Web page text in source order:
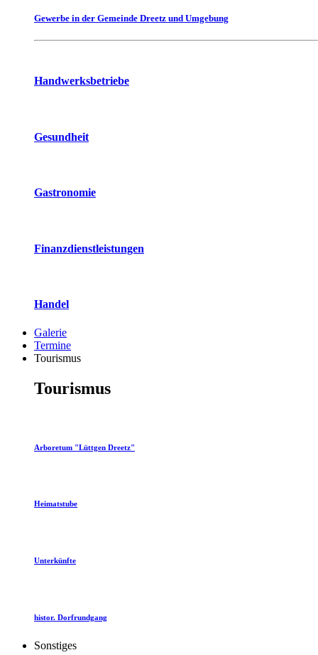
Gewerbe in der Gemeinde Dreetz und Umgebung
Handwerksbetriebe
Gesundheit
Gastronomie
Finanzdienstleistungen
Handel
Galerie
Termine
Tourismus
Tourismus
Arboretum "Lüttgen Dreetz"
Heimatstube
Unterkünfte
histor. Dorfrundgang
Sonstiges